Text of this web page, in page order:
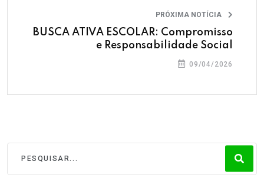
PRÓXIMA NOTÍCIA
BUSCA ATIVA ESCOLAR: Compromisso
e Responsabilidade Social
09/04/2026